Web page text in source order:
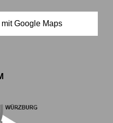
Google Maps